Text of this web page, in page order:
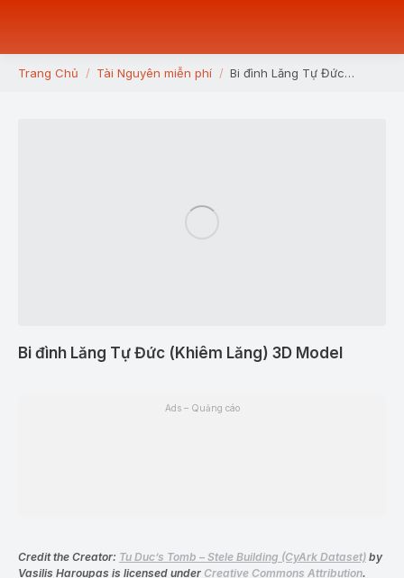
You are here:
Trang Chủ Tài Nguyên miễn phí Bi đình Lăng Tự Đức…
Bi đình Lăng Tự Đức (Khiêm Lăng) 3D Model
Ads – Quảng cáo
Credit the Creator: Tu Duc’s Tomb – Stele Building (CyArk Dataset) by
Vasilis Haroupas is licensed under Creative Commons Attribution.